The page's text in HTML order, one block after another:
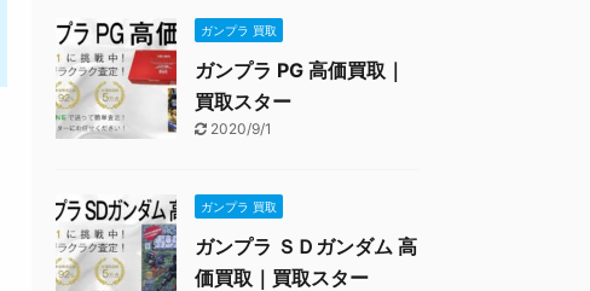
ガンプラ 買取
ガンプラ PG 高価買取｜
買取スター
2020/9/1
ガンプラ 買取
ガンプラ ＳＤガンダム 高
価買取｜買取スター